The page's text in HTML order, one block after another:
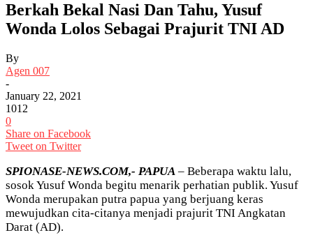
Berkah Bekal Nasi Dan Tahu, Yusuf
Wonda Lolos Sebagai Prajurit TNI AD
By
Agen 007
-
January 22, 2021
1012
0
Share on Facebook
Tweet on Twitter
SPIONASE-NEWS.COM,- PAPUA – Beberapa waktu lalu,
sosok Yusuf Wonda begitu menarik perhatian publik. Yusuf
Wonda merupakan putra papua yang berjuang keras
mewujudkan cita-citanya menjadi prajurit TNI Angkatan
Darat (AD).